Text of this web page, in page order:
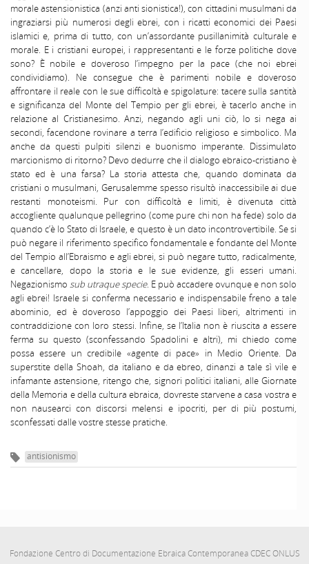
morale astensionistica (anzi anti sionistica!), con cittadini musulmani da
ingraziarsi più numerosi degli ebrei, con i ricatti economici dei Paesi
islamici e, prima di tutto, con un’assordante pusillanimità culturale e
morale. E i cristiani europei, i rappresentanti e le forze politiche dove
sono? È nobile e doveroso l’impegno per la pace (che noi ebrei
condividiamo). Ne consegue che è parimenti nobile e doveroso
affrontare il reale con le sue difficoltà e spigolature: tacere sulla santità
e significanza del Monte del Tempio per gli ebrei, è tacerlo anche in
relazione al Cristianesimo. Anzi, negando agli uni ciò, lo si nega ai
secondi, facendone rovinare a terra l’edificio religioso e simbolico. Ma
anche da questi pulpiti silenzi e buonismo imperante. Dissimulato
marcionismo di ritorno? Devo dedurre che il dialogo ebraico-cristiano è
stato ed è una farsa? La storia attesta che, quando dominata da
cristiani o musulmani, Gerusalemme spesso risultò inaccessibile ai due
restanti monoteismi. Pur con difficoltà e limiti, è divenuta città
accogliente qualunque pellegrino (come pure chi non ha fede) solo da
quando c’è lo Stato di Israele, e questo è un dato incontrovertibile. Se si
può negare il riferimento specifico fondamentale e fondante del Monte
del Tempio all’Ebraismo e agli ebrei, si può negare tutto, radicalmente,
e cancellare, dopo la storia e le sue evidenze, gli esseri umani.
Negazionismo sub utraque specie. E può accadere ovunque e non solo
agli ebrei! Israele si conferma necessario e indispensabile freno a tale
abominio, ed è doveroso l’appoggio dei Paesi liberi, altrimenti in
contraddizione con loro stessi. Infine, se l’Italia non è riuscita a essere
ferma su questo (sconfessando Spadolini e altri), mi chiedo come
possa essere un credibile «agente di pace» in Medio Oriente. Da
superstite della Shoah, da italiano e da ebreo, dinanzi a tale sì vile e
infamante astensione, ritengo che, signori politici italiani, alle Giornate
della Memoria e della cultura ebraica, dovreste starvene a casa vostra e
non nausearci con discorsi melensi e ipocriti, per di più postumi,
sconfessati dalle vostre stesse pratiche.
antisionismo
Fondazione Centro di Documentazione Ebraica Contemporanea CDEC ONLUS